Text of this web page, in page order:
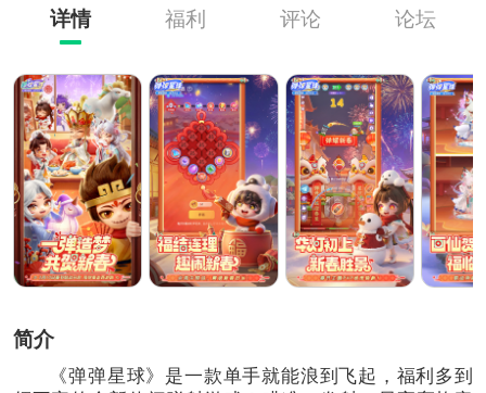
详情 福利 评论 论坛
简介
《弹弹星球》是一款单手就能浪到飞起，福利多到